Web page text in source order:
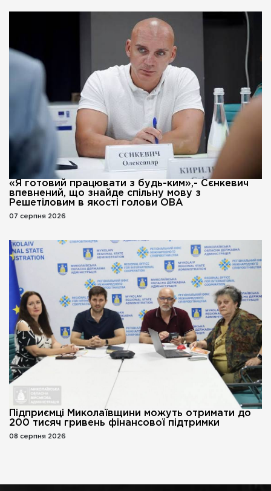
«Я готовий працювати з будь-ким»,- Сєнкевич
впевнений, що знайде спільну мову з
Решетіловим в якості голови ОВА
07 серпня 2026
Підприємці Миколаївщини можуть отримати до
200 тисяч гривень фінансової підтримки
08 серпня 2026